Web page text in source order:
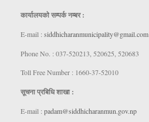
कार्यालयकाे सम्पर्क नम्बर :
E-mail : siddhicharanmunicipality@gmail.com
Phone No. : 037-520213, 520625, 520683
Toll Free Number : 1660-37-52010
सूचना प्रबिधि शाखा :
E-mail : padam@siddhicharanmun.gov.np